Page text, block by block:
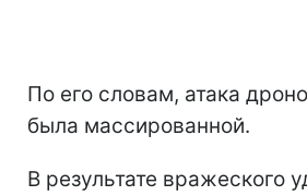
По его словам, атака
была массированной.
В результате вражеского